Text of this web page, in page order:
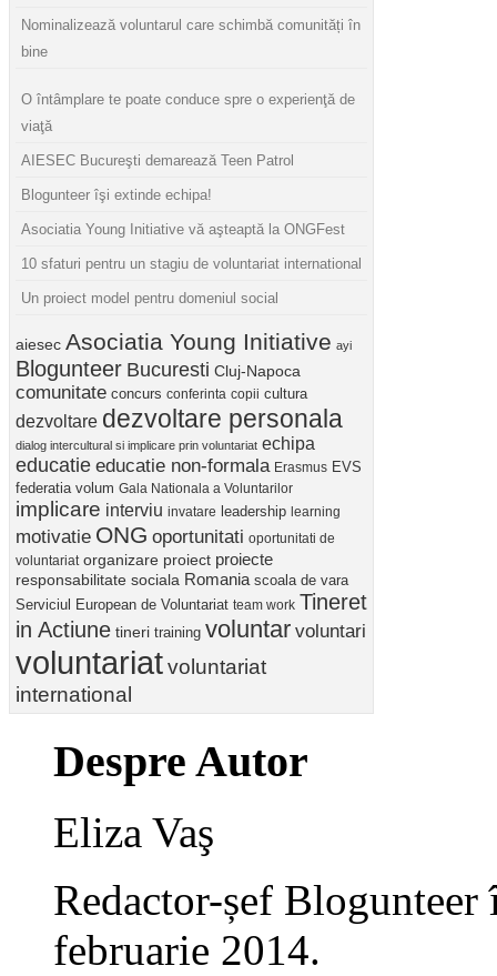
Nominalizează voluntarul care schimbă comunități în
bine
O întâmplare te poate conduce spre o experienţă de
viaţă
AIESEC Bucureşti demarează Teen Patrol
Blogunteer îşi extinde echipa!
Asociatia Young Initiative vă aşteaptă la ONGFest
10 sfaturi pentru un stagiu de voluntariat international
Un proiect model pentru domeniul social
aiesec Asociatia Young Initiative ayi
Blogunteer Bucuresti Cluj-Napoca
comunitate concurs conferinta copii cultura
dezvoltare dezvoltare personala
dialog intercultural si implicare prin voluntariat echipa
educatie educatie non-formala Erasmus EVS
federatia volum Gala Nationala a Voluntarilor
implicare interviu invatare leadership learning
motivatie ONG oportunitati oportunitati de
voluntariat organizare proiect proiecte
responsabilitate sociala Romania scoala de vara
Serviciul European de Voluntariat team work Tineret
in Actiune tineri training voluntar voluntari
voluntariatvoluntariat
international
Despre Autor
Eliza Vaş
Redactor-șef
februarie 2014.